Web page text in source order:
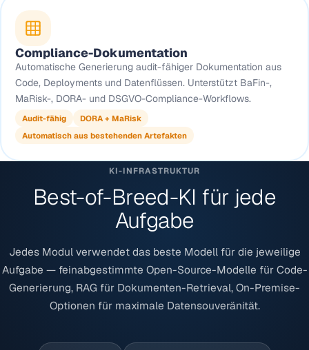
Compliance-Dokumentation
Automatische Generierung audit-fähiger Dokumentation aus
Code, Deployments und Datenflüssen. Unterstützt BaFin-,
MaRisk-, DORA- und DSGVO-Compliance-Workflows.
Audit-fähig
DORA + MaRisk
Automatisch aus bestehenden Artefakten
KI-INFRASTRUKTUR
Best-of-Breed-KI für jede
Aufgabe
Jedes Modul verwendet das beste Modell für die jeweilige
Aufgabe — feinabgestimmte Open-Source-Modelle für Code-
Generierung, RAG für Dokumenten-Retrieval, On-Premise-
Optionen für maximale Datensouveränität.